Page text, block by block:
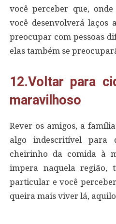
você perceber que,
você desenvolverá laços
preocupar com pessoas
elas também se
12.Voltar para
maravilhoso
Rever os amigos, a
algo indescritível para
cheirinho da comida à
impera naquela região,
particular e você
queira mais viver lá,